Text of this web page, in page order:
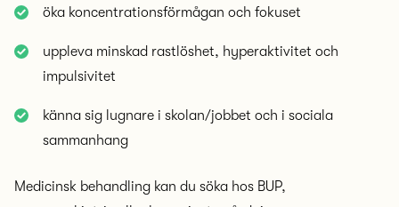
öka koncentrationsförmågan och fokuset
uppleva minskad rastlöshet, hyperaktivitet och
impulsivitet
känna sig lugnare i skolan/jobbet och i sociala
sammanhang
Medicinsk behandling kan du söka hos BUP,